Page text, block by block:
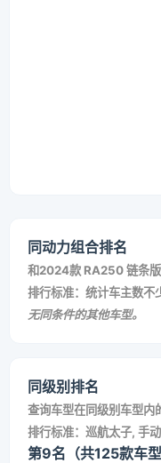
同动力组合排名
和2024款 RA250 链条版
排行标准：统计车主数不
无同条件的其他车型。
同级别排名
查询车型在同级别车型内
排行标准：巡航太子, 手
第9名（共125款车型